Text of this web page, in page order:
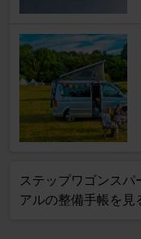
ステップワゴンスパ
アルの整備手帳を見